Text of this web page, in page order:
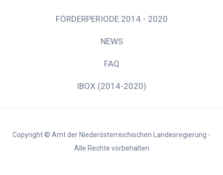
FÖRDERPERIODE 2014 - 2020
NEWS
FAQ
IBOX (2014-2020)
Copyright © Amt der Niederösterreichischen Landesregierung -
Alle Rechte vorbehalten